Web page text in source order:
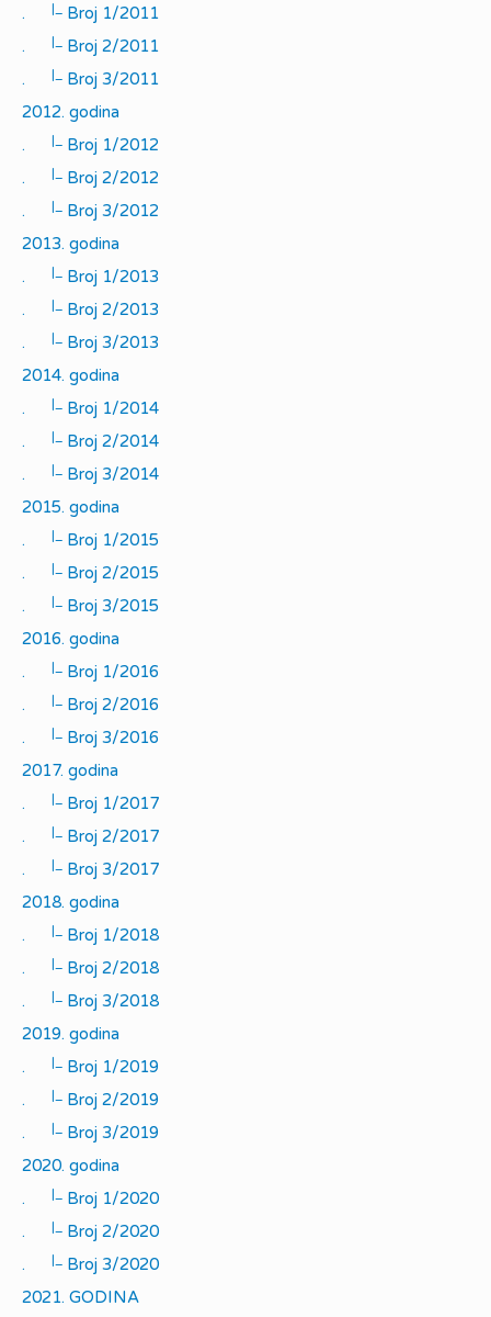
.
|_
Broj 1/2011
.
|_
Broj 2/2011
.
|_
Broj 3/2011
2012. godina
.
|_
Broj 1/2012
.
|_
Broj 2/2012
.
|_
Broj 3/2012
2013. godina
.
|_
Broj 1/2013
.
|_
Broj 2/2013
.
|_
Broj 3/2013
2014. godina
.
|_
Broj 1/2014
.
|_
Broj 2/2014
.
|_
Broj 3/2014
2015. godina
.
|_
Broj 1/2015
.
|_
Broj 2/2015
.
|_
Broj 3/2015
2016. godina
.
|_
Broj 1/2016
.
|_
Broj 2/2016
.
|_
Broj 3/2016
2017. godina
.
|_
Broj 1/2017
.
|_
Broj 2/2017
.
|_
Broj 3/2017
2018. godina
.
|_
Broj 1/2018
.
|_
Broj 2/2018
.
|_
Broj 3/2018
2019. godina
.
|_
Broj 1/2019
.
|_
Broj 2/2019
.
|_
Broj 3/2019
2020. godina
.
|_
Broj 1/2020
.
|_
Broj 2/2020
.
|_
Broj 3/2020
2021. GODINA